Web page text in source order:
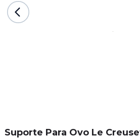
Suporte Para Ovo Le